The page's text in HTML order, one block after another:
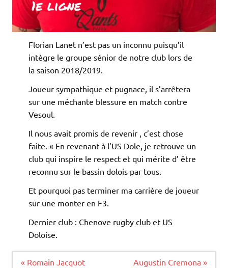
Florian Lanet n’est pas un inconnu puisqu’il
intègre le groupe sénior de notre club lors de
la saison 2018/2019.
Joueur sympathique et pugnace, il s’arrêtera
sur une méchante blessure en match contre
Vesoul.
Il nous avait promis de revenir , c’est chose
faite. « En revenant à l’US Dole, je retrouve un
club qui inspire le respect et qui mérite d’ être
reconnu sur le bassin dolois par tous.
Et pourquoi pas terminer ma carrière de joueur
sur une monter en F3.
Dernier club : Chenove rugby club et US
Doloise.
Navigation
« Romain Jacquot Augustin Cremona »